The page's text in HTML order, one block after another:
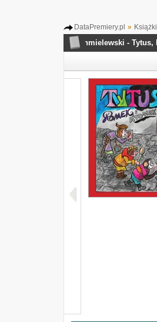
DataPremiery.pl » Książki
Jerzy Henryk Chmielewski - Tytus,